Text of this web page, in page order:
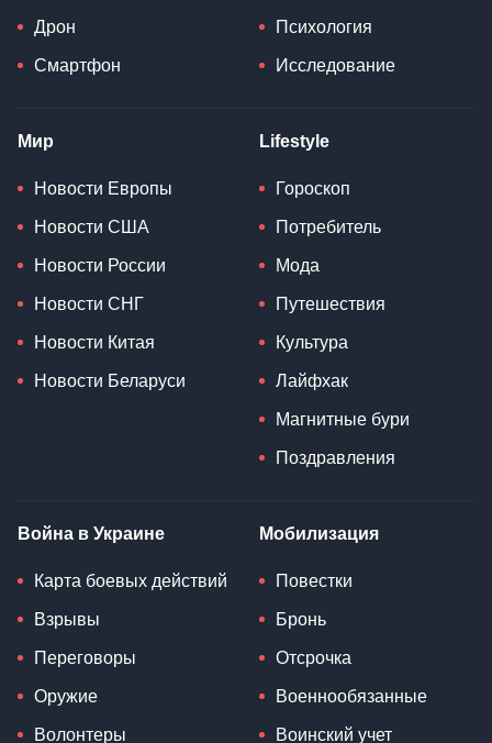
Дрон
Смартфон
Психология
Исследование
Мир
Новости Европы
Новости США
Новости России
Новости СНГ
Новости Китая
Новости Беларуси
Lifestyle
Гороскоп
Потребитель
Мода
Путешествия
Культура
Лайфхак
Магнитные бури
Поздравления
Война в Украине
Карта боевых действий
Взрывы
Переговоры
Оружие
Волонтеры
Мобилизация
Повестки
Бронь
Отсрочка
Военнообязанные
Воинский учет